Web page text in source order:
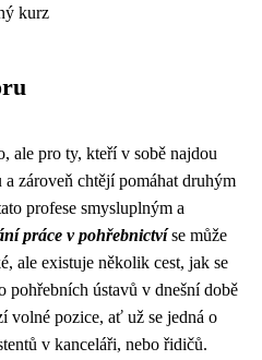
kurz
ale pro ty, kteří v sobě najdou
zároveň chtějí pomáhat druhým
profese smysluplným a
práce v pohřebnictvíse může
ale existuje několik cest, jak se
ústavů v dnešní době
volné pozice, ať už se jedná o
v kanceláři, nebo řidičů.